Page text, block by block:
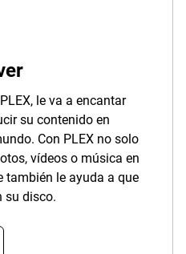
le va a encantar
su contenido en
Con PLEX no solo
vídeos o música en
también le ayuda a que
su disco.